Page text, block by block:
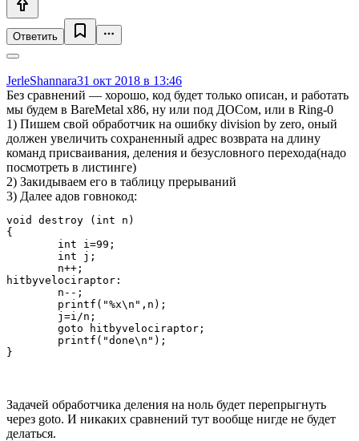
Ответить
JerleShannara31 окт 2018 в 13:46
Без сравнений — хорошо, код будет только описан, и работать
мы будем в BareMetal x86, ну или под ДОСом, или в Ring-0
1) Пишем свой обработчик на ошибку division by zero, оный
должен увеличить сохраненный адрес возврата на длину
команд присваивания, деления и безусловного перехода(надо
посмотреть в листинге)
2) Закидываем его в таблицу прерываний
3) Далее адов говнокод:
void destroy (int n)
{
hitbyvelociraptor:
Задачей обработчика деления на ноль будет перепрыгнуть
через goto. И никаких сравнений тут вообще нигде не будет
делаться.